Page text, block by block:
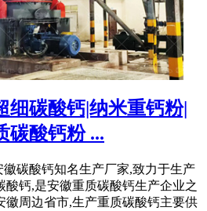
细碳酸钙|纳米重钙粉|
碳酸钙粉 ...
徽碳酸钙知名生产厂家,致力于生产
酸钙,是安徽重质碳酸钙生产企业之
徽周边省市,生产重质碳酸钙主要供